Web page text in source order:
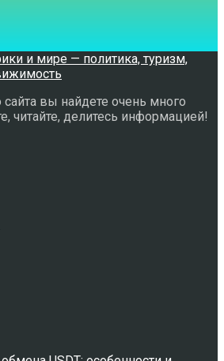
сайта вы найдете очень много
читайте, делитесь информацией!